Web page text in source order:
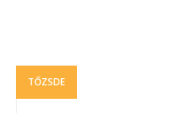
TŐZSDE